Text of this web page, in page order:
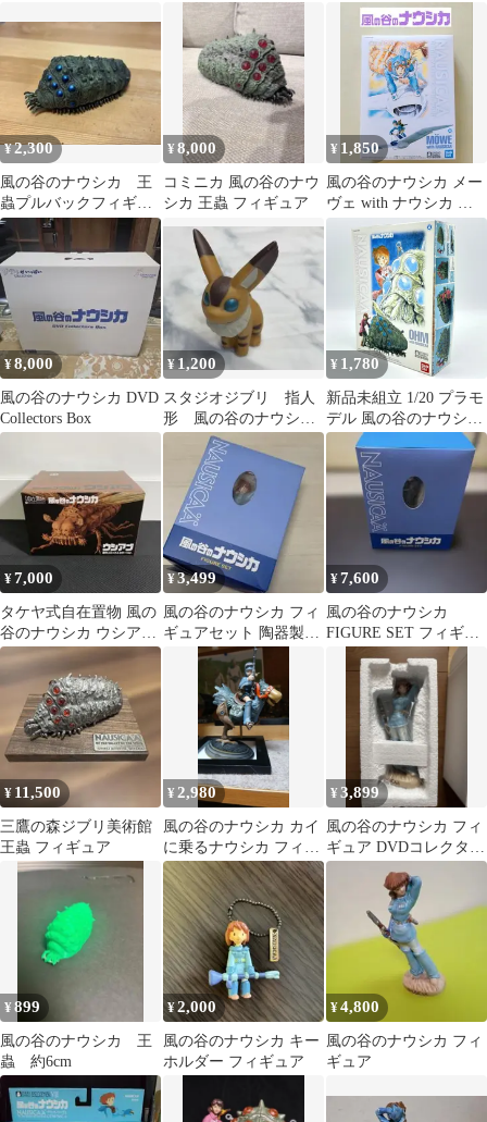
宮崎駿ジブリ
ウシカ フィギュア
¥2,300
風の谷のナウシカ 王
蟲プルバックフィギュ
ア
¥8,000
コミニカ 風の谷のナウ
シカ 王蟲 フィギュア
¥ 1,850
風の谷のナウシカ メー
ヴェ with ナウシカ プ
ラモデル
¥8,000
風の谷のナウシカ DVD
Collectors Box
¥1,200
スタジオジブリ 指人
形 風の谷のナウシ
カ テト（キツネリ
¥ 1,780
新品未組立 1/20 プラモ
デル 風の谷のナウシカ
04 王蟲とナウシカ スタ
ジオジブリ バンダイ 新
品 TY250204
¥7,000
タケヤ式自在置物 風の
谷のナウシカ ウシアブ
原作コミックスカラー
¥3,499
風の谷のナウシカ フィ
ギュアセット 陶器製フ
ィギュア DVDケース付
¥7,600
風の谷のナウシカ
FIGURE SET フィギュ
¥ 11,500
三鷹の森ジブリ美術館
王蟲 フィギュア
¥ 2,980
風の谷のナウシカ カイ
に乗るナウシカ フィギ
ュア 目のデカール予
備あり 値下げ
¥3,899
風の谷のナウシカ フィ
ギュア DVDコレクター
ボックス 特典
¥899
風の谷のナウシカ 王
蟲 約6cm
¥2,000
風の谷のナウシカ キー
ホルダー フィギュア
¥4,800
風の谷のナウシカ フィ
ギュア